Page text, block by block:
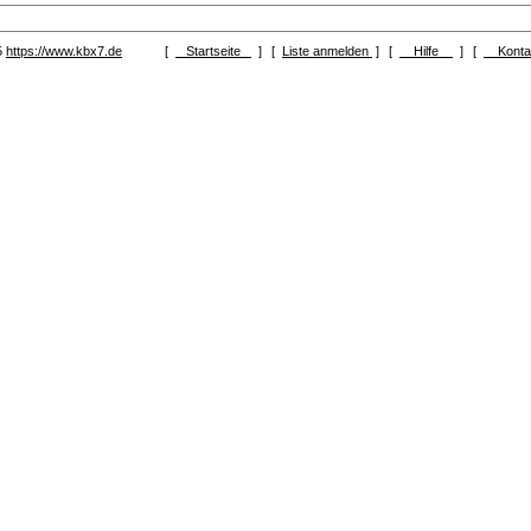
https://www.kbx7.de [ Startseite ] [ Liste anmelden ] [ Hilfe ] [